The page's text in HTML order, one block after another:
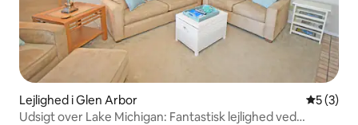
Lejlighed i Glen Arbor 5 ud af 5
5 (3)
Udsigt over Lake Michigan: Fantastisk lejlighed ved